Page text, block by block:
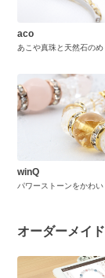
aco
あこや真珠と天然石の
winQ
パワーストーンをかわい
オーダーメイド